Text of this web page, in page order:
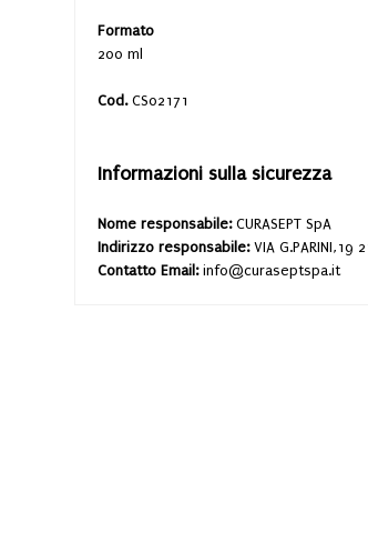
Formato
200 ml
Cod.CS02171
Informazioni sulla sicurezza
Nome responsabile: CURASEPT SpA
Indirizzo responsabile: VIA G.PARINI,19
Contatto Email: info@curaseptspa.it